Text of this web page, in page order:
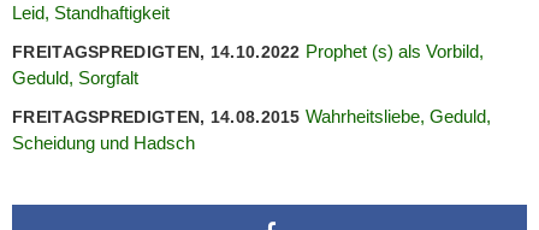
Leid, Standhaftigkeit
FREITAGSPREDIGTEN, 14.10.2022 Prophet (s) als Vorbild,
Geduld, Sorgfalt
FREITAGSPREDIGTEN, 14.08.2015 Wahrheitsliebe, Geduld,
Scheidung und Hadsch